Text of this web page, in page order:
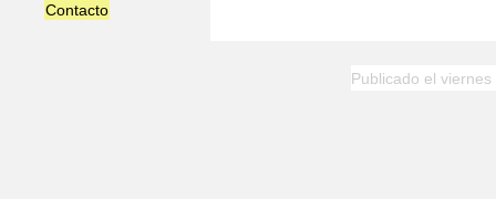
Contacto
Publicado el